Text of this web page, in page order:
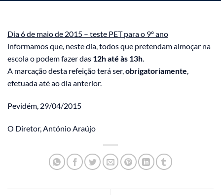
Dia 6 de maio de 2015 – teste PET para o 9º ano
lnformamos que, neste dia, todos que pretendam almoçar na
escola o podem fazer das 12h até às 13h.
A marcação desta refeição terá ser,obrigatoriamente,
efetuada até ao dia anterior.
Pevidém, 29/04/2015
O Diretor, António Araújo